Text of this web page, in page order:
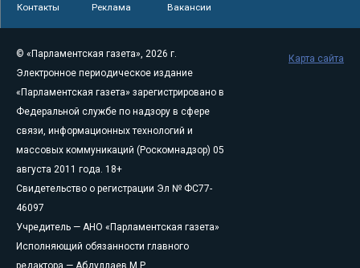
Контакты Реклама Вакансии
© «Парламентская газета», 2026 г.
Электронное периодическое издание
«Парламентская газета» зарегистрировано в
Федеральной службе по надзору в сфере
связи, информационных технологий и
массовых коммуникаций (Роскомнадзор) 05
августа 2011 года. 18+
Свидетельство о регистрации Эл № ФС77-
46097
Учредитель — АНО «Парламентская газета»
Исполняющий обязанности главного
редактора — Абдуллаев М.Р.
Карта сайта